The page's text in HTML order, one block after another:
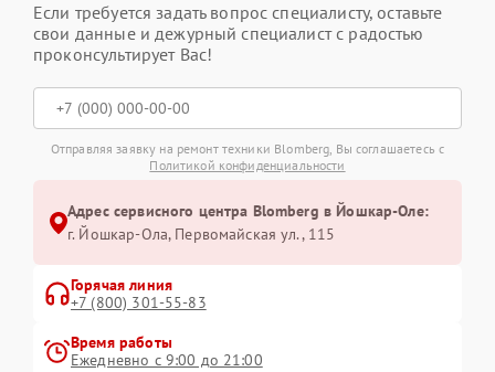
Если требуется задать вопрос специалисту, оставьте
свои данные и дежурный специалист с радостью
проконсультирует Вас!
Отправляя заявку на ремонт техники Blomberg, Вы соглашаетесь с
Политикой конфиденциальности
Адрес сервисного центра Blomberg в Йошкар-Оле:
г. Йошкар-Ола, Первомайская ул., 115
Горячая линия
+7 (800) 301-55-83
Время работы
Ежедневно с 9:00 до 21:00